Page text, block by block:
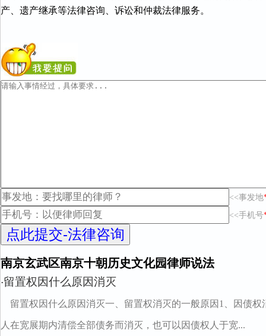
产、遗产继承等法律咨询、诉讼和仲裁法律服务。
<<事发地
<<手机号
南京玄武区南京十朝历史文化园律师说法
·留置权因什么原因消灭
留置权因什么原因消灭一、留置权消灭的一般原因1、因债
人在宽展期内清偿全部债务而消灭，也可以因债权人于宽...